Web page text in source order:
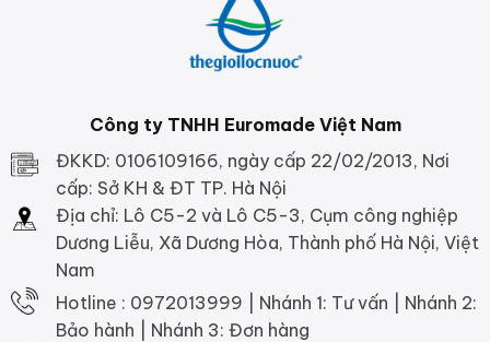
Công ty TNHH Euromade Việt Nam
ĐKKD: 0106109166, ngày cấp 22/02/2013, Nơi
cấp: Sở KH & ĐT TP. Hà Nội
Địa chỉ: Lô C5-2 và Lô C5-3, Cụm công nghiệp
Dương Liễu, Xã Dương Hòa, Thành phố Hà Nội, Việt
Nam
Hotline : 0972013999 | Nhánh 1: Tư vấn | Nhánh 2:
Bảo hành | Nhánh 3: Đơn hàng